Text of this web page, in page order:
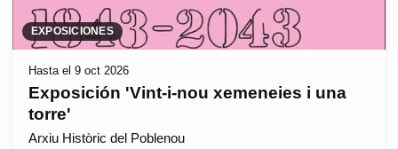
EXPOSICIONES
Hasta el 9 oct 2026
Exposición 'Vint-i-nou xemeneies i una
torre'
Arxiu Històric del Poblenou